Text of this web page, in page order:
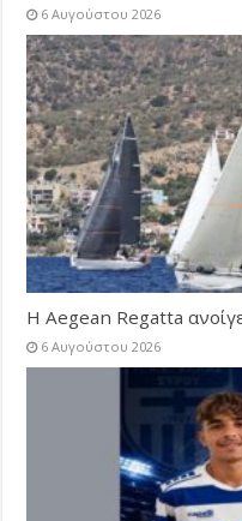
6 Αυγούστου 2026
Η Aegean Regatta
6 Αυγούστου 2026